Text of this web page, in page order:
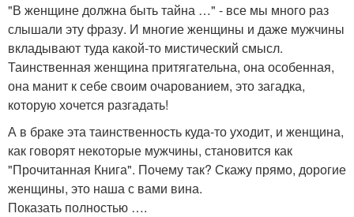
"В женщине должна быть тайна …" - все мы много раз
слышали эту фразу. И многие женщины и даже мужчины
вкладывают туда какой-то мистический смысл.
Таинственная женщина притягательна, она особенная,
она манит к себе своим очарованием, это загадка,
которую хочется разгадать!
А в браке эта таинственность куда-то уходит, и женщина,
как говорят некоторые мужчины, становится как
"Прочитанная Книга". Почему так? Скажу прямо, дорогие
женщины, это наша с вами вина.
Показать полностью ….